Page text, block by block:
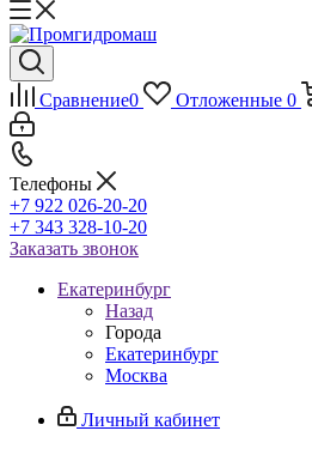
Сравнение0 Отложенные 0
Телефоны
+7 922 026-20-20
+7 343 328-10-20
Заказать звонок
Екатеринбург
Назад
Города
Екатеринбург
Москва
Личный кабинет